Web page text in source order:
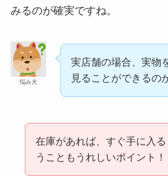
みるのが確実ですね。
悩み犬
実店舗の場合、実物
見ることができるの
在庫があれば、すぐ手に入る
うこともうれしいポイント！